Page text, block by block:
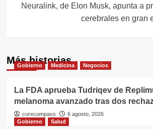
Neuralink, de Elon Musk, apunta a
cerebrales en gran
Más historias
Gobierno Medicina Negocios
La FDA aprueba Tudriqev de
melanoma avanzado tras dos
curecompass
6 agosto, 2026
Gobierno
Salud